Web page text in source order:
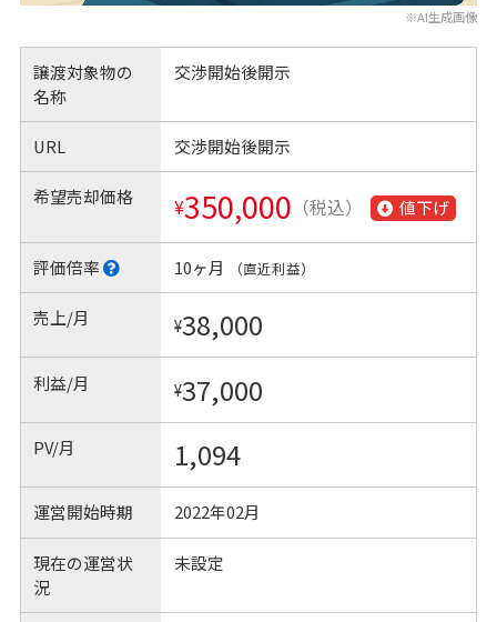
※AI生成画像
譲渡対象物の
名称
交渉開始後開示
URL 交渉開始後開示
希望売却価格 ¥350,000 （税込） 値下げ
評価倍率 10ヶ月 （直近利益）
売上/月 ¥38,000
利益/月 ¥37,000
PV/月 1,094
運営開始時期 2022年02月
現在の運営状
況
未設定